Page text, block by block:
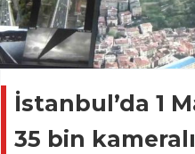
İstanbul’da 1
35 bin